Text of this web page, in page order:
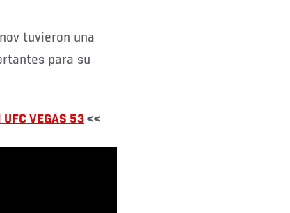
para su
UFC VEGAS 53 <<